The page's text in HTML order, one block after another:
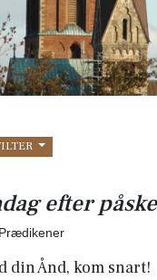
efter påske
Prædikener
din Ånd, kom snart!